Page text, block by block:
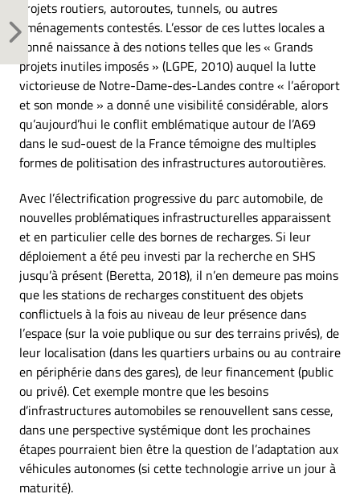
projets routiers, autoroutes, tunnels, ou autres
aménagements contestés. L’essor de ces luttes locales a
donné naissance à des notions telles que les « Grands
projets inutiles imposés » (LGPE, 2010) auquel la lutte
victorieuse de Notre-Dame-des-Landes contre « l’aéroport
et son monde » a donné une visibilité considérable, alors
qu’aujourd’hui le conflit emblématique autour de l’A69
dans le sud-ouest de la France témoigne des multiples
formes de politisation des infrastructures autoroutières.
Avec l’électrification progressive du parc automobile, de
nouvelles problématiques infrastructurelles apparaissent
et en particulier celle des bornes de recharges. Si leur
déploiement a été peu investi par la recherche en SHS
jusqu’à présent (Beretta, 2018), il n’en demeure pas moins
que les stations de recharges constituent des objets
conflictuels à la fois au niveau de leur présence dans
l’espace (sur la voie publique ou sur des terrains privés), de
leur localisation (dans les quartiers urbains ou au contraire
en périphérie dans des gares), de leur financement (public
ou privé). Cet exemple montre que les besoins
d’infrastructures automobiles se renouvellent sans cesse,
dans une perspective systémique dont les prochaines
étapes pourraient bien être la question de l’adaptation aux
véhicules autonomes (si cette technologie arrive un jour à
maturité).